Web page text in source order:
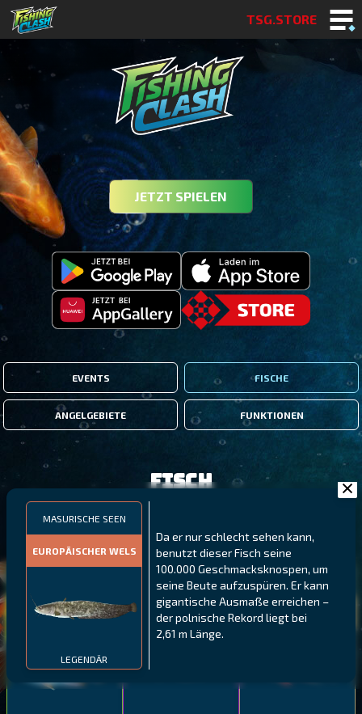
TSG.STORE
JETZT SPIELEN
EVENTS FISCHE
ANGELGEBIETE FUNKTIONEN
MASURISCHE SEEN
EUROPÄISCHER WELS
LEGENDÄR
Da er nur schlecht sehen kann,
benutzt dieser Fisch seine
100.000 Geschmacksknospen, um
seine Beute aufzuspüren. Er kann
gigantische Ausmaße erreichen –
der polnische Rekord liegt bei
2,61 m Länge.
Fisch
GESTRECKTER
SCHABEMUND-
NÖRDLICHE FJORDE
ATLANTISCHER LENG
GALAPAGOS-INSELN
MEXIKANISCHER
SCHWEINSLIPPFISCH